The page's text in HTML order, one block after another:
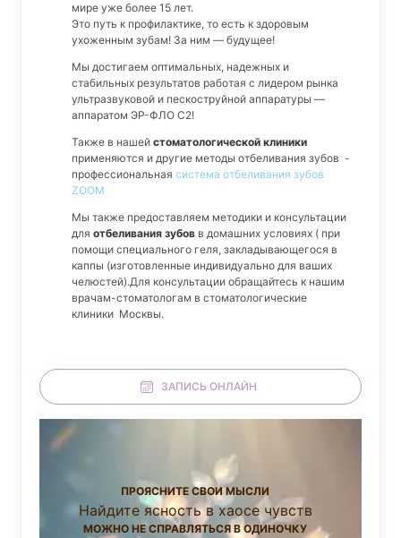
мире уже более 15 лет.
Это путь к профилактике, то есть к здоровым
ухоженным зубам! За ним — будущее!
Мы достигаем оптимальных, надежных и
стабильных результатов работая с лидером рынка
ультразвуковой и пескоструйной аппаратуры —
аппаратом ЭР-ФЛО С2!
Также в нашей стоматологической клиники
применяются и другие методы отбеливания зубов -
профессиональная система отбеливания зубов
ZOOM
Мы также предоставляем методики и консультации
для отбеливания зубов в домашних условиях ( при
помощи специального геля, закладывающегося в
каппы (изготовленные индивидуально для ваших
челюстей).Для консультации обращайтесь к нашим
врачам-стоматологам в стоматологические
клиники Москвы.
ЗАПИСЬ ОНЛАЙН
ПРОЯСНИТЕ СВОИ МЫСЛИ
Найдите ясность в хаосе чувств
МОЖНО НЕ СПРАВЛЯТЬСЯ В ОДИНОЧКУ